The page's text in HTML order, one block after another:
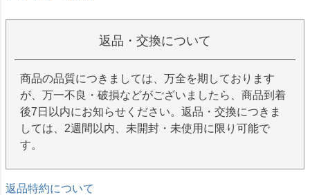
返品・交換について
商品の品質につきましては、万全を期しております
が、万一不良・破損などがございましたら、商品到着
後7日以内にお知らせください。返品・交換につきま
しては、2週間以内、未開封・未使用に限り可能で
す。
返品特約について